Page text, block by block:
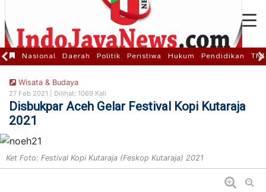
Nasional Daerah Politik Peristiwa Hukum Pendidikan
Wisata & Budaya
27 Feb 2021 | Dilihat: 1069 Kali
Disbukpar Aceh Gelar Festival Kopi Kutaraja
2021
Ket Foto: Festival Kopi Kutaraja (Feskop Kutaraja) 2021